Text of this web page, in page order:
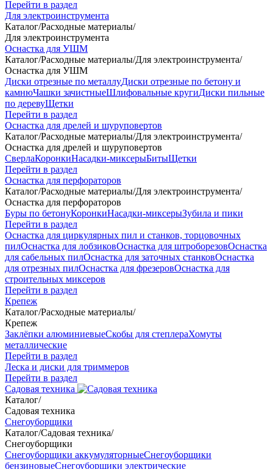
Перейти в раздел
Для электроинструмента
Каталог/Расходные материалы/
Для электроинструмента
Оснастка для УШМ
Каталог/Расходные материалы/Для электроинструмента/
Оснастка для УШМ
Диски отрезные по металлуДиски отрезные по бетону и
камнюЧашки зачистныеШлифовальные кругиДиски пильные
по деревуЩетки
Перейти в раздел
Оснастка для дрелей и шуруповертов
Каталог/Расходные материалы/Для электроинструмента/
Оснастка для дрелей и шуруповертов
СверлаКоронкиНасадки-миксерыБитыЩетки
Перейти в раздел
Оснастка для перфораторов
Каталог/Расходные материалы/Для электроинструмента/
Оснастка для перфораторов
Буры по бетонуКоронкиНасадки-миксерыЗубила и пики
Перейти в раздел
Оснастка для циркулярных пил и станков, торцовочных
пилОснастка для лобзиковОснастка для штроборезовОснастка
для сабельных пилОснастка для заточных станковОснастка
для отрезных пилОснастка для фрезеровОснастка для
строительных миксеров
Перейти в раздел
Крепеж
Каталог/Расходные материалы/
Крепеж
Заклёпки алюминиевыеСкобы для степлераХомуты
металлические
Перейти в раздел
Леска и диски для триммеров
Перейти в раздел
Садовая техника
Каталог/
Садовая техника
Снегоуборщики
Каталог/Садовая техника/
Снегоуборщики
Снегоуборщики аккумуляторныеСнегоуборщики
бензиновыеСнегоуборщики электрические